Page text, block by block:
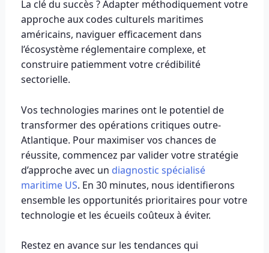
La clé du succès ? Adapter méthodiquement votre
approche aux codes culturels maritimes
américains, naviguer efficacement dans
l’écosystème réglementaire complexe, et
construire patiemment votre crédibilité
sectorielle.
Vos technologies marines ont le potentiel de
transformer des opérations critiques outre-
Atlantique. Pour maximiser vos chances de
réussite, commencez par valider votre stratégie
d’approche avec un diagnostic spécialisé
maritime US. En 30 minutes, nous identifierons
ensemble les opportunités prioritaires pour votre
technologie et les écueils coûteux à éviter.
Restez en avance sur les tendances qui